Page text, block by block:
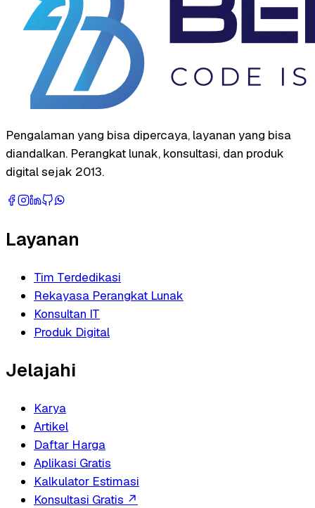
Pengalaman yang bisa dipercaya, layanan yang bisa
diandalkan. Perangkat lunak, konsultasi, dan produk
digital sejak 2013.
Layanan
Tim Terdedikasi
Rekayasa Perangkat Lunak
Konsultan IT
Produk Digital
Jelajahi
Karya
Artikel
Daftar Harga
Aplikasi Gratis
Kalkulator Estimasi
Konsultasi Gratis ↗